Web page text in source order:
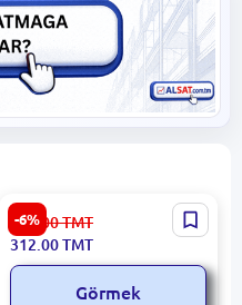
-6%
UGREEN DSUG60560 | Dok
stansiýasy Type-C 3x
USB3.0 Gigabit LAN SD
Karta
332.00TMT
312.00TMT
Görmek